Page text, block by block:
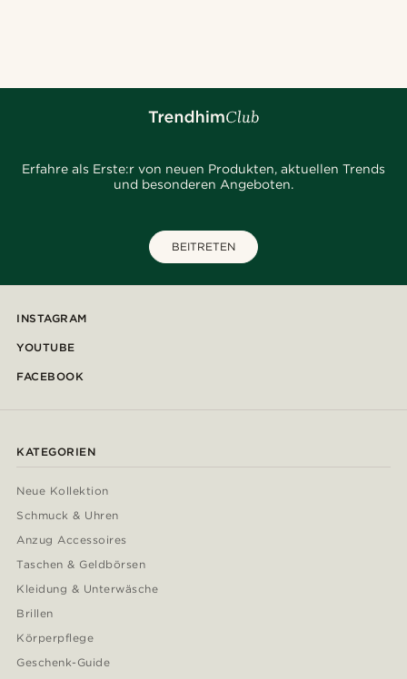
Erfahre als Erste:r von neuen Produkten, aktuellen Trends
und besonderen Angeboten.
BEITRETEN
INSTAGRAM
YOUTUBE
FACEBOOK
KATEGORIEN
Neue Kollektion
Schmuck & Uhren
Anzug Accessoires
Taschen & Geldbörsen
Kleidung & Unterwäsche
Brillen
Körperpflege
Geschenk-Guide